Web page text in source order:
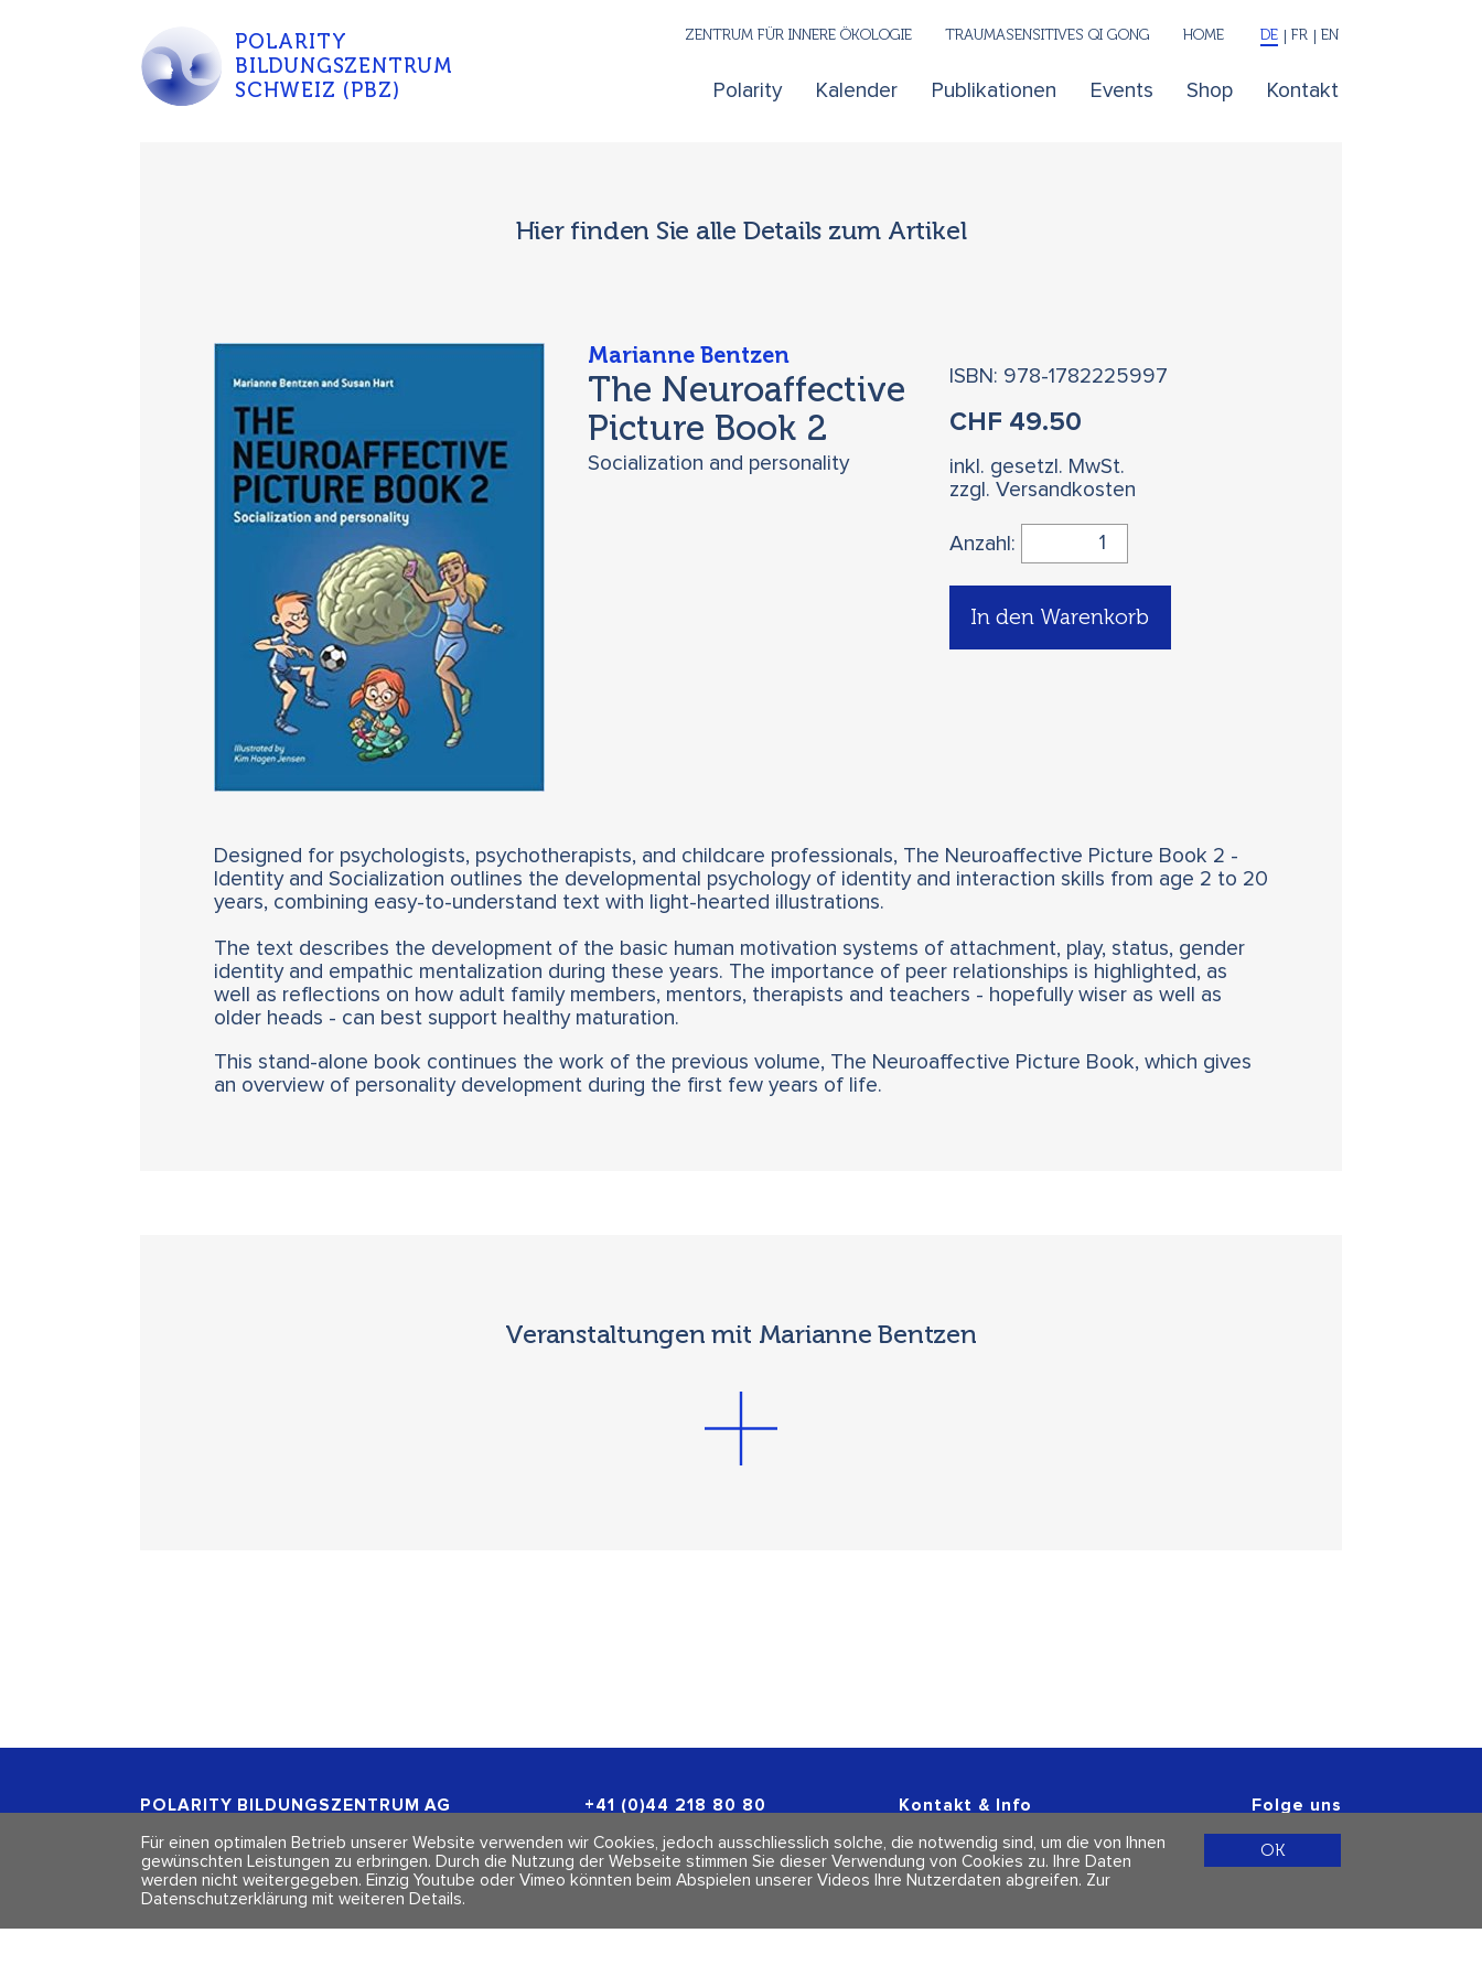
POLARITY
BILDUNGSZENTRUM
SCHWEIZ (PBZ)
Polarity Kalender Publikationen Events Shop Kontakt
ZENTRUM FÜR INNERE ÖKOLOGIE TRAUMASENSITIVES QI GONG HOME DE FR EN
Hier finden Sie alle Details zum Artikel
Marianne Bentzen
The Neuroaffective
Picture Book 2
Socialization and personality
ISBN: 978-1782225997
CHF 49.50
inkl. gesetzl. MwSt.
zzgl. Versandkosten
Anzahl:
In den Warenkorb
Designed for psychologists, psychotherapists, and childcare professionals, The Neuroaffective Picture Book 2 -
Identity and Socialization outlines the developmental psychology of identity and interaction skills from age 2 to 20
years, combining easy-to-understand text with light-hearted illustrations.
The text describes the development of the basic human motivation systems of attachment, play, status, gender
identity and empathic mentalization during these years. The importance of peer relationships is highlighted, as
well as reflections on how adult family members, mentors, therapists and teachers - hopefully wiser as well as
older heads - can best support healthy maturation.
This stand-alone book continues the work of the previous volume, The Neuroaffective Picture Book, which gives
an overview of personality development during the first few years of life.
Veranstaltungen mit Marianne Bentzen
POLARITY BILDUNGSZENTRUM AG
CH - 8004 Zürich
+41 (0)44 218 80 80
Kontakt & Info
Impressum & Datenschutz
AGBs
Folge uns
Für einen optimalen Betrieb unserer Website verwenden wir Cookies, jedoch ausschliesslich solche, die notwendig sind, um die von Ihnen
gewünschten Leistungen zu erbringen. Durch die Nutzung der Webseite stimmen Sie dieser Verwendung von Cookies zu. Ihre Daten
werden nicht weitergegeben. Einzig Youtube oder Vimeo könnten beim Abspielen unserer Videos Ihre Nutzerdaten abgreifen. Zur
Datenschutzerklärung mit weiteren Details.
OK